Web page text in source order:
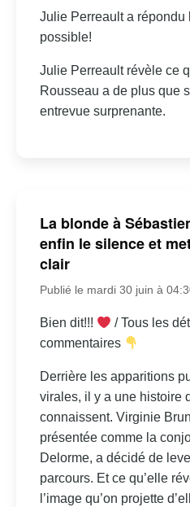
Julie Perreault a répondu
possible!
Julie Perreault révèle ce
Rousseau a de plus que
entrevue surprenante.
La blonde à
enfin le silence et
clair
Publié le mardi 30 juin à
Bien dit!!!
/ Tous les
commentaires
Derrière les apparitions
virales, il y a une histoire
connaissent. Virginie
présentée comme la
Delorme, a décidé de
parcours. Et ce qu’elle
l’image qu’on projette